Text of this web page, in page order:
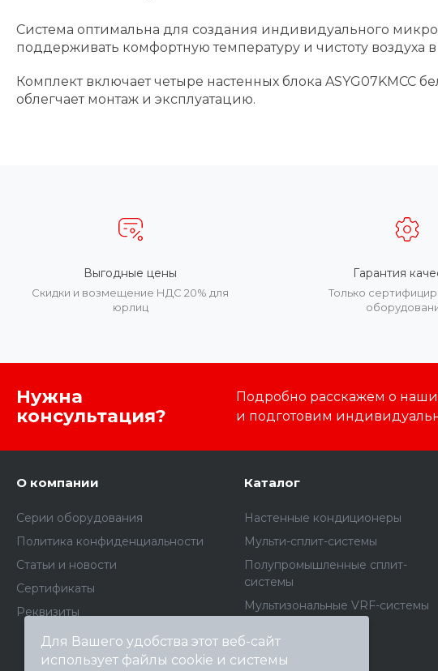
Система оптимальна для создания индивидуального
поддерживать комфортную температуру и чистоту воздуха
Комплект включает четыре настенных блока ASYG07KMCC
облегчает монтаж и эксплуатацию.
Выгодные цены
Скидки и возмещение НДС 20% для
юрлиц
Гарантия
Только
Нужна
консультация?
Подробно расскажем о
и подготовим
О компании
Серии оборудования
Политика конфиденциальности
Статьи и новости
Сертификаты
Реквизиты
Каталог
Настенные кондиционеры
Мульти-сплит-системы
Полупромышленные сплит-
системы
Мультизональные VRF-системы
кондиционеров
Для Вашего удобства этот веб-сайт
использует файлы cookie и системы